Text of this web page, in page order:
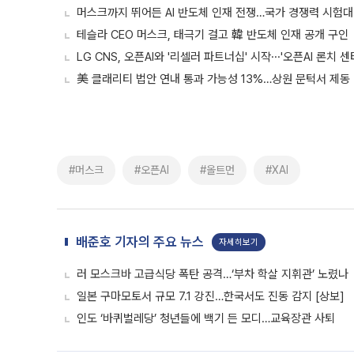
머스크까지 뛰어든 AI 반도체 인재 전쟁…국가 경쟁력 시험
테슬라 CEO 머스크, 태극기 걸고 韓 반도체 인재 공개 구인
LG CNS, 오픈AI와 '리셀러 파트너십' 시작···'오픈AI 론치 센
美 클래리티 법안 연내 통과 가능성 13%…상원 문턱서 제동
#머스크 #오픈AI #올트먼 #XAI
배준호 기자의 주요 뉴스 자세히보기
러 모스크바 고급식당 폭탄 공격…‘부차 학살 지휘관’ 노렸나
일본 구마모토서 규모 7.1 강진…한국서도 진동 감지 [상보]
인도 ‘바퀴벌레당’ 청년들에 백기 든 모디…교육장관 사퇴